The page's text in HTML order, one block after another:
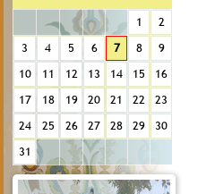
1
2
3
4 5 6 7 8
9
10
11 12 13 14 15
16
17
18 19 20 21 22
23
24
25 26 27 28 29
30
31